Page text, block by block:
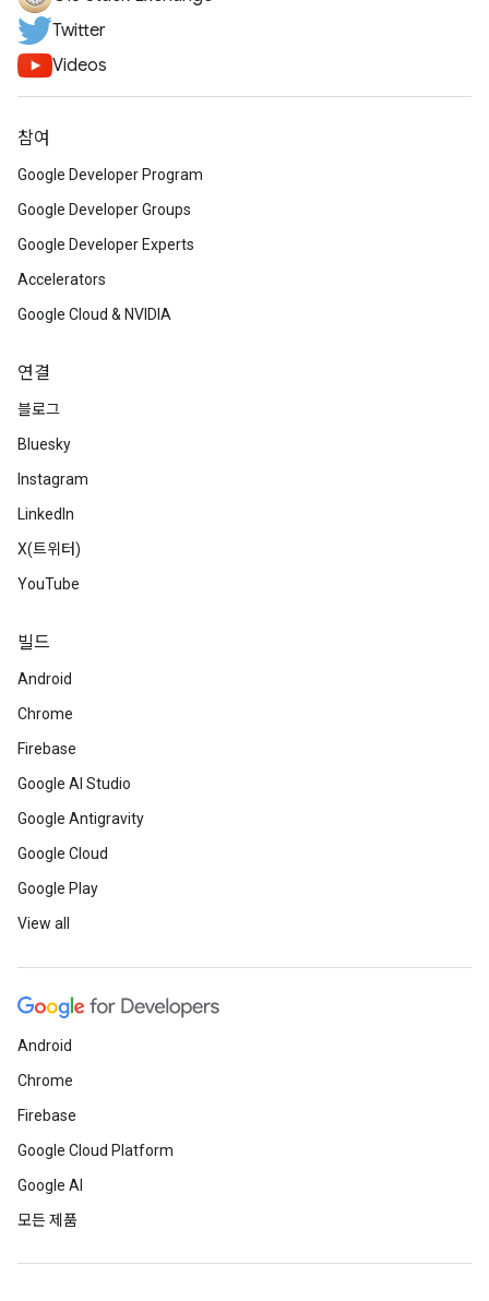
Twitter
Videos
참여
Google Developer Program
Google Developer Groups
Google Developer Experts
Accelerators
Google Cloud & NVIDIA
연결
블로그
Bluesky
Instagram
LinkedIn
X(트위터)
YouTube
빌드
Android
Chrome
Firebase
Google AI Studio
Google Antigravity
Google Cloud
Google Play
View all
Android
Chrome
Firebase
Google Cloud Platform
Google AI
모든 제품